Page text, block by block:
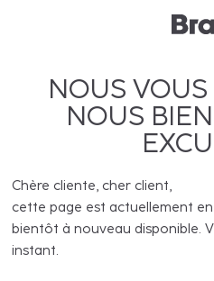
NOUS
NOUS
Chère cliente, cher client,
cette page est actuellement
bientôt à nouveau disponible.
instant.